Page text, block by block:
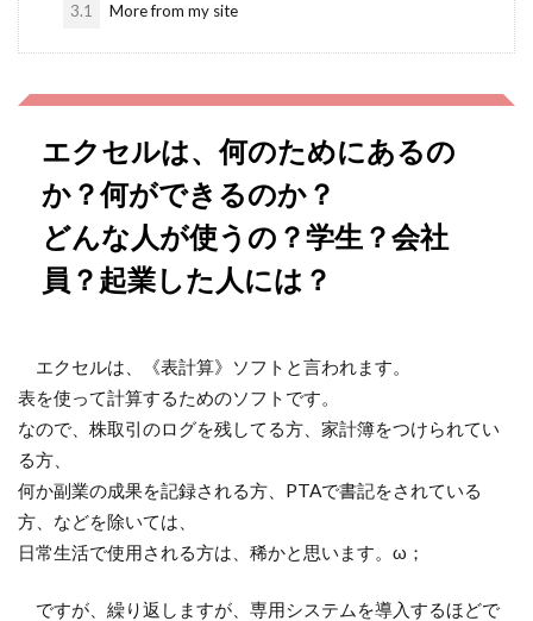
3.1 More from my site
エクセルは、何のためにあるの
か？何ができるのか？
どんな人が使うの？学生？会社
員？起業した人には？
エクセルは、《表計算》ソフトと言われます。
表を使って計算するためのソフトです。
なので、株取引のログを残してる方、家計簿をつけられてい
る方、
何か副業の成果を記録される方、PTAで書記をされている
方、などを除いては、
日常生活で使用される方は、稀かと思います。ω；
ですが、繰り返しますが、専用システムを導入するほどで